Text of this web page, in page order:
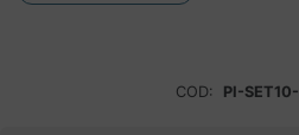
COD: PI-